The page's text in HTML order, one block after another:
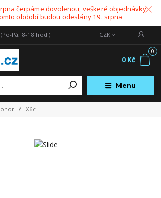
čerpáme dovolenou, veškeré objednávky
období budou odeslány 19. srpna
Menu
CZK
(Po-Pá, 8-18 hod.)
0
0 Kč
X6c